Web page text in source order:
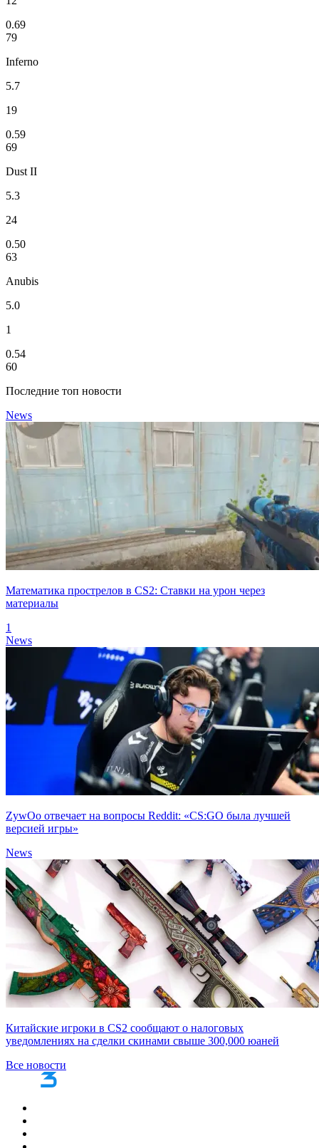
0.69
79
Inferno
5.7
19
0.59
69
Dust II
5.3
24
0.50
63
Anubis
5.0
1
0.54
60
Последние топ новости
News
Математика прострелов в CS2: Ставки на урон через
материалы
1
News
ZywOo отвечает на вопросы Reddit: «CS:GO была лучшей
версией игры»
News
Китайские игроки в CS2 сообщают о налоговых
уведомлениях на сделки скинами свыше 300,000 юаней
Все новости